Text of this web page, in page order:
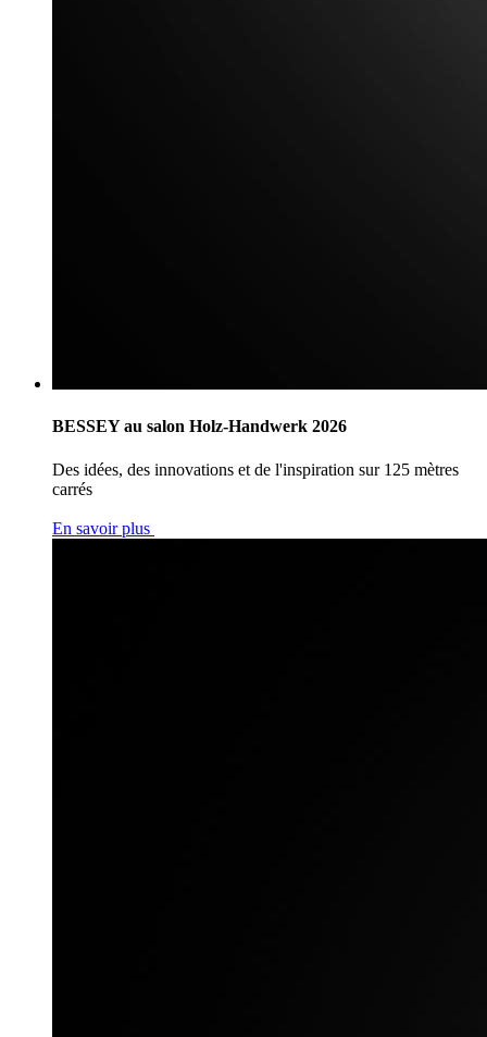
BESSEY au salon Holz-Handwerk 2026
Des idées, des innovations et de l'inspiration sur 125 mètres
carrés
En savoir plus